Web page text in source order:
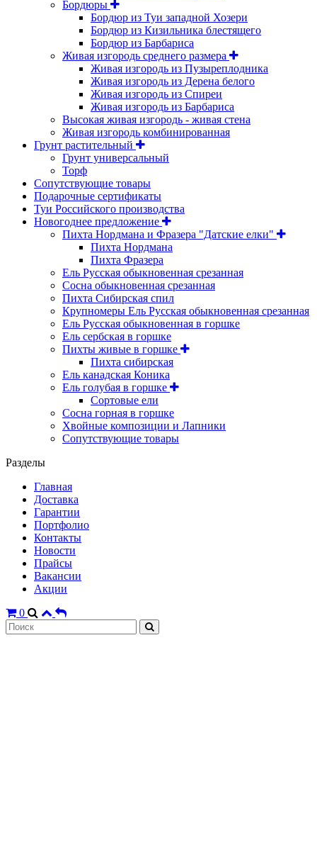
Бордюры
Бордюр из Туи западной Хозери
Бордюр из Кизильника блестящего
Бордюр из Барбариса
Живая изгородь среднего размера
Живая изгородь из Пузыреплодника
Живая изгородь из Дерена белого
Живая изгородь из Спиреи
Живая изгородь из Барбариса
Высокая живая изгородь - живая стена
Живая изгородь комбинированная
Грунт растительный
Грунт универсальный
Торф
Сопутствующие товары
Подарочные сертификаты
Туи Российского производства
Новогоднее предложение
Пихта Нордмана и Фразера "Датские елки"
Пихта Нордмана
Пихта Фразера
Ель Русская обыкновенная срезанная
Сосна обыкновенная срезанная
Пихта Сибирская спил
Крупномеры Ель Русская обыкновенная срезанная
Ель Русская обыкновенная в горшке
Ель сербская в горшке
Пихты живые в горшке
Пихта сибирская
Ель канадская Коника
Ель голубая в горшке
Сортовые ели
Сосна горная в горшке
Хвойные композиции и Лапники
Сопутствующие товары
Разделы
Главная
Доставка
Гарантии
Портфолио
Контакты
Новости
Прайсы
Вакансии
Акции
0